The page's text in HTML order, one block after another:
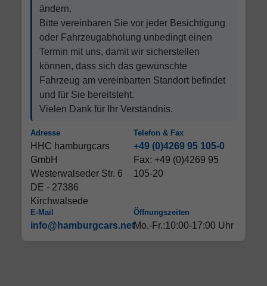
ändern.
Bitte vereinbaren Sie vor jeder Besichtigung
oder Fahrzeugabholung unbedingt einen
Termin mit uns, damit wir sicherstellen
können, dass sich das gewünschte
Fahrzeug am vereinbarten Standort befindet
und für Sie bereitsteht.
Vielen Dank für Ihr Verständnis.
Adresse
HHC hamburgcars
GmbH
Westerwalseder Str. 6
DE - 27386
Kirchwalsede
Telefon & Fax
+49 (0)4269 95 105-0
Fax: +49 (0)4269 95
105-20
E-Mail
info@hamburgcars.net
Öffnungszeiten
Mo.-Fr.:10:00-17:00 Uhr